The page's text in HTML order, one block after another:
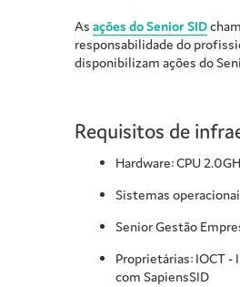
As ações do Senior SID
responsabilidade do
disponibilizam ações do
Requisitos de
Hardware: CPU
Sistemas
SeniorGestão
Proprietárias: IOCT
com SapiensSID